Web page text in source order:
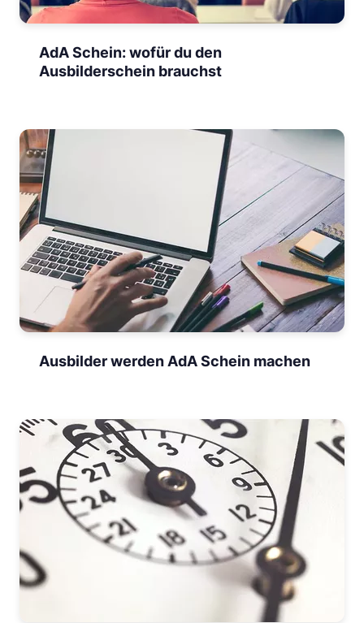
AdA Schein: wofür du den
Ausbilderschein brauchst
Ausbilder werden AdA Schein machen